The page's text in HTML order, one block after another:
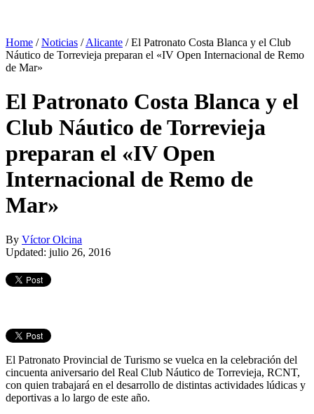
Home /Noticias /Alicante /El Patronato Costa Blanca y el Club
Náutico de Torrevieja preparan el «IV Open Internacional de Remo
de Mar»
El Patronato Costa Blanca y el
Club Náutico de Torrevieja
preparan el «IV Open
Internacional de Remo de
Mar»
By Víctor Olcina
Updated: julio 26, 2016
El Patronato Provincial de Turismo se vuelca en la celebración del
cincuenta aniversario del Real Club Náutico de Torrevieja, RCNT,
con quien trabajará en el desarrollo de distintas actividades lúdicas y
deportivas a lo largo de este año.